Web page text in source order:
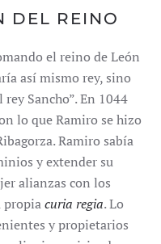
DEL REINO
el reino de León
así mismo rey, sino
Sancho”. En 1044
lo que Ramiro se hizo
Ramiro sabía
y extender su
alianzas con los
propiacuria regia. Lo
y propietarios